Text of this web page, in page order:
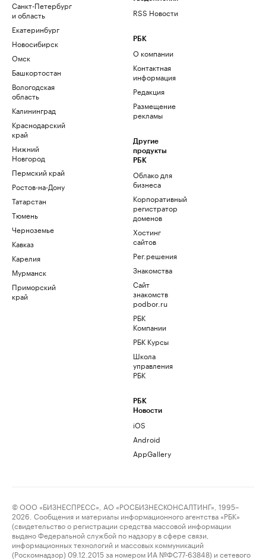
Санкт-Петербург
и область
Екатеринбург
Новосибирск
Омск
Башкортостан
Вологодская
область
Калининград
Краснодарский
край
Нижний
Новгород
Пермский край
Ростов-на-Дону
Татарстан
Тюмень
Черноземье
Кавказ
Карелия
Мурманск
Приморский
край
RSS Новости
РБК
О компании
Контактная
информация
Редакция
Размещение
рекламы
Другие
продукты
РБК
Облако для
бизнеса
Корпоративный
регистратор
доменов
Хостинг
сайтов
Рег.решения
Знакомства
Сайт
знакомств
podbor.ru
РБК
Компании
РБК Курсы
Школа
управления
РБК
РБК
Новости
iOS
Android
AppGallery
© ООО «БИЗНЕСПРЕСС», АО «РОСБИЗНЕСКОНСАЛТИНГ», 1995–
2026. Сообщения и материалы информационного агентства «РБК»
(свидетельство о регистрации средства массовой информации
выдано Федеральной службой по надзору в сфере связи,
информационных технологий и массовых коммуникаций
(Роскомнадзор) 09.12.2015 за номером ИА №ФС77-63848) и сетевого